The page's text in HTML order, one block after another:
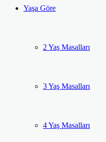
Yaşa Göre
2 Yaş Masalları
3 Yaş Masalları
4 Yaş Masalları